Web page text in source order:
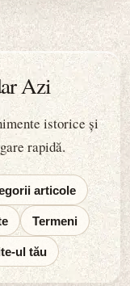
Azi
istorice și
rapidă.
articole
Termeni
ul tău